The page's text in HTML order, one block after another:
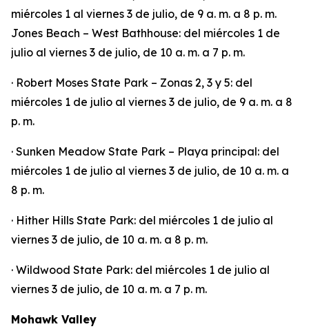
miércoles 1 al viernes 3 de julio, de 9 a. m. a 8 p. m.
Jones Beach – West Bathhouse: del miércoles 1 de
julio al viernes 3 de julio, de 10 a. m. a 7 p. m.
· Robert Moses State Park – Zonas 2, 3 y 5: del
miércoles 1 de julio al viernes 3 de julio, de 9 a. m. a 8
p. m.
· Sunken Meadow State Park – Playa principal: del
miércoles 1 de julio al viernes 3 de julio, de 10 a. m. a
8 p. m.
· Hither Hills State Park: del miércoles 1 de julio al
viernes 3 de julio, de 10 a. m. a 8 p. m.
· Wildwood State Park: del miércoles 1 de julio al
viernes 3 de julio, de 10 a. m. a 7 p. m.
Mohawk Valley